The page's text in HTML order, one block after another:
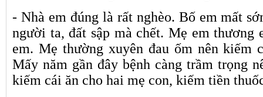
- Nhà em đúng là rất nghèo. Bố em mất
người ta, đất sập mà chết. Mẹ em
em. Mẹ thường xuyên đau ốm nên kiếm
Mấy năm gần đây bệnh càng trầm trọng
kiếm cái ăn cho hai mẹ con, kiếm tiền